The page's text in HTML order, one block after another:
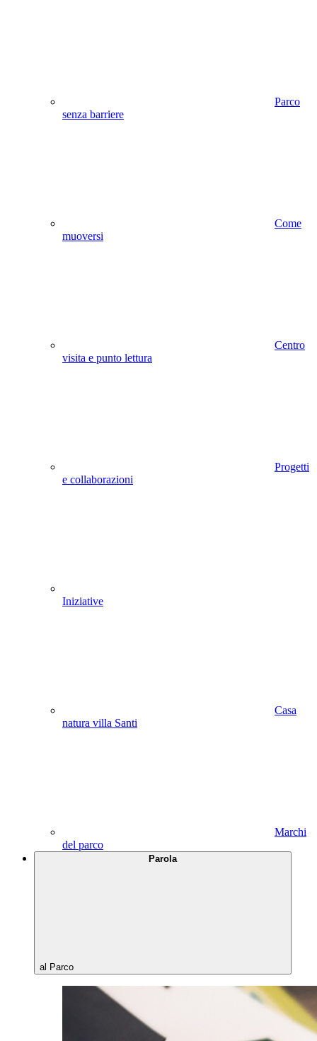
Parco
senza barriere
Come
muoversi
Centro
visita e punto lettura
Progetti
e collaborazioni
Iniziative
Casa
natura villa Santi
Marchi
del parco
Parola
al Parco